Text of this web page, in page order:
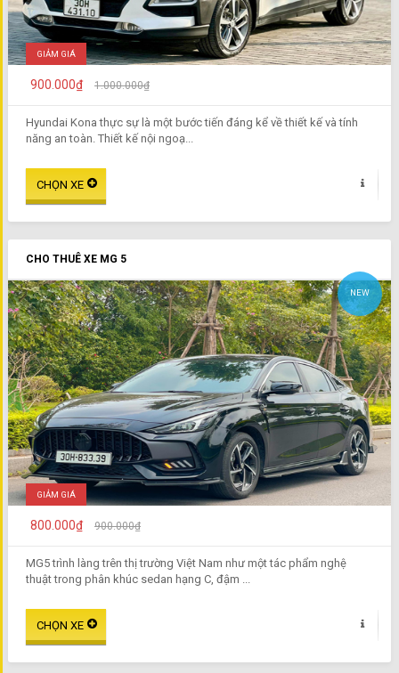
GIẢM GIÁ
900.000₫ 1.000.000₫
Hyundai Kona thực sự là một bước tiến đáng kể về thiết kế và tính
năng an toàn. Thiết kế nội ngoạ...
CHO THUÊ XE MG 5
NEW
GIẢM GIÁ
800.000₫ 900.000₫
MG5 trình làng trên thị trường Việt Nam như một tác phẩm nghệ
thuật trong phân khúc sedan hạng C, đậm ...